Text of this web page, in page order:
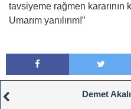
tavsiyeme rağmen
Umarım yanılırım!”
Demet